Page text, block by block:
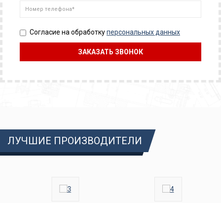
Согласие на обработкуперсональных данных
ЛУЧШИЕ ПРОИЗВОДИТЕЛИ